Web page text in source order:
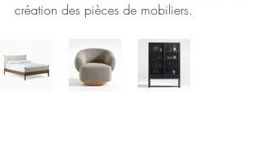
création des pièces de mobiliers.